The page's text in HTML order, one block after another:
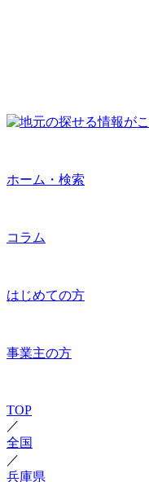
ホーム・検索
コラム
はじめての方
事業主の方
TOP
／
全国
／
兵庫県